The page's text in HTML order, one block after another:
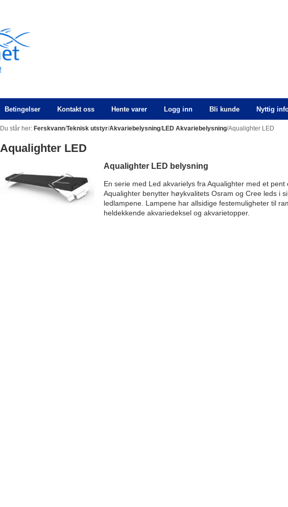
Betingelser Kontakt oss Hente varer Logg inn Bli kunde Nyttig
Du står her: Ferskvann/Teknisk utstyr/Akvariebelysning/LED Akvariebelysning/Aqualighter LED
Aqualighter LED
Aqualighter LED belysning
En serie med Led akvarielys fra Aqualighter med et
Aqualighter benytter høykvalitets Osram og Cree leds i
ledlampene. Lampene har allsidige festemuligheter til
heldekkende akvariedeksel og akvarietopper.